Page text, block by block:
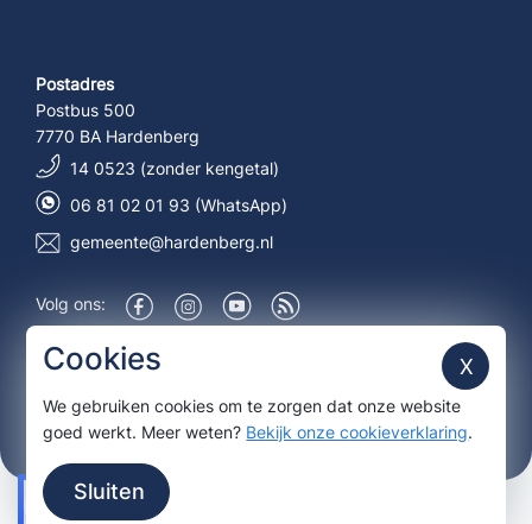
Postadres
Postbus 500
7770 BA Hardenberg
14 0523 (zonder kengetal)
06 81 02 01 93 (WhatsApp)
gemeente@hardenberg.nl
Volg ons:
Aanmelden nieuwsbrief
© 2026 Gemeente Hardenberg
X
Cookies
We gebruiken cookies om te zorgen dat onze website
goed werkt. Meer weten? Bekijk onze cookieverklaring.
Sluiten